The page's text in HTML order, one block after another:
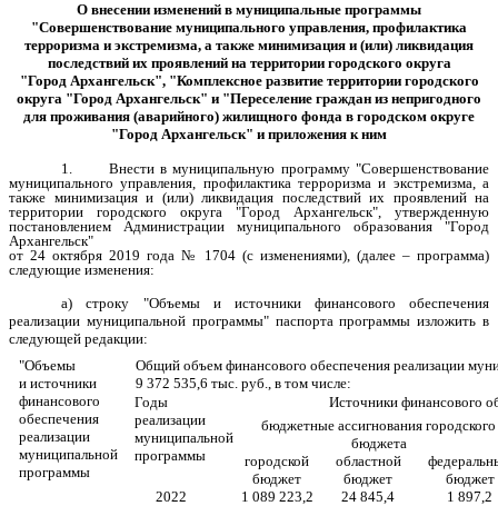
О внесении изменений в муниципальные программы
"Совершенствование муниципального управления, профилактика
терроризма и экстремизма, а также минимизация и (или) ликвидация
последствий их проявлений на территории городского округа
"Город Архангельск", "Комплексное развитие территории городского
округа "Город Архангельск" и "Переселение граждан из непригодного
для проживания (аварийного) жилищного фонда в городском округе
"Город Архангельск" и приложения к ним
1. Внести в муниципальную программу"Совершенствование
муниципального управления, профилактика терроризма и экстремизма, а
также минимизация и (или) ликвидация последствий их проявлений на
территории городского округа "Город Архангельск", утвержденную
постановлением Администрации муниципального образования "Город
Архангельск"
от 24 октября 2019 года № 1704 (с изменениями), (далее – программа)
следующие изменения:
а)строку "Объемы и источники финансового обеспечения
реализации муниципальной программы" паспорта программы изложить в
следующей редакции:
"Объемы
и источники
финансового
обеспечения
реализации
муниципальной
программы
Общий объем финансового обеспечения реализации
9 372 535,6 тыс. руб., в том числе:
Годы
реализации
муниципальной
программы
Источники финансового
бюджетные ассигнования городского
бюджета
городской
бюджет
областной
бюджет
бюджет
2022
1 089 223,2 24 845,4
1 897,2